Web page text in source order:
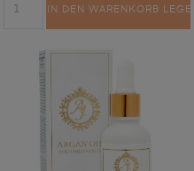
IN DEN WARENKORB